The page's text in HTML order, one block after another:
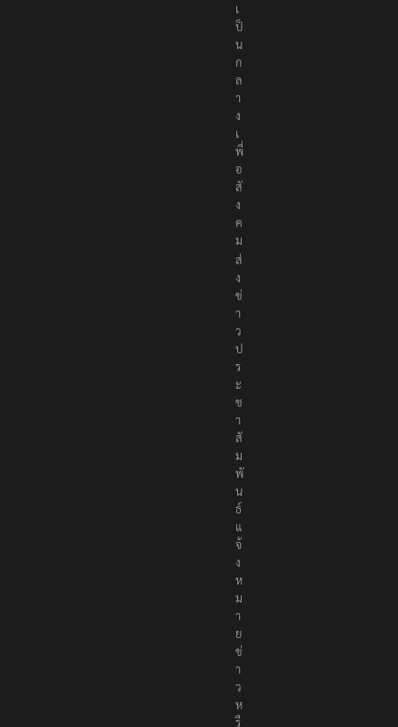
ง
เ
ป็
น
ก
ล
า
ง
เ
พื่
อ
สั
ง
ค
ม
ส่
ง
ข่
า
ว
ป
ร
ะ
ช
า
สั
ม
พั
น
ธ์
แ
จ้
ง
ห
ม
า
ย
ข่
า
ว
ห